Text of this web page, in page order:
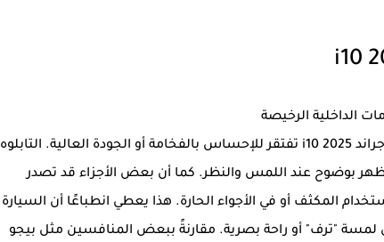
الخامات المستخدمة في داخلية هيونداي جراند i10 2025 تفتقر للإحساس بالفخامة أو الجودة العالية. التابلوه
بوضوح عند اللمس والنظر. كما أن بعض الأجزاء قد تصدر
المكثف أو في الأجواء الحارة. هذا يعطي انطباعًا أن السيارة
"ترف" أو راحة بصرية. مقارنةً ببعض المنافسين مثل بيجو